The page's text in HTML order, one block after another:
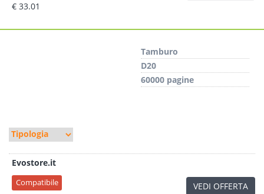
€ 33.01
Tamburo
D20
60000 pagine
Evostore.it
Compatibile VEDI OFFERTA